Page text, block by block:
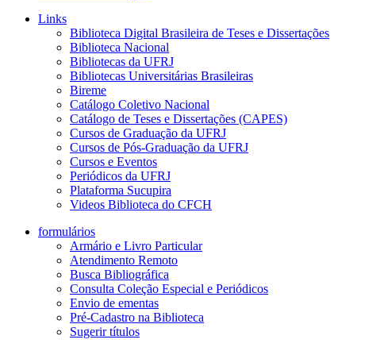
Links
Biblioteca Digital Brasileira de Teses e Dissertações
Biblioteca Nacional
Bibliotecas da UFRJ
Bibliotecas Universitárias Brasileiras
Bireme
Catálogo Coletivo Nacional
Catálogo de Teses e Dissertações (CAPES)
Cursos de Graduação da UFRJ
Cursos de Pós-Graduação da UFRJ
Cursos e Eventos
Periódicos da UFRJ
Plataforma Sucupira
Videos Biblioteca do CFCH
formulários
Armário e Livro Particular
Atendimento Remoto
Busca Bibliográfica
Consulta Coleção Especial e Periódicos
Envio de ementas
Pré-Cadastro na Biblioteca
Sugerir títulos